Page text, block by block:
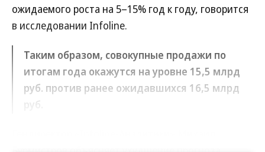
ожидаемого роста на 5–15% год к году, говорится
в исследовании Infoline.
Таким образом, совокупные продажи по
итогам года окажутся на уровне 15,5 млрд
руб. против ранее ожидавшихся 16,5 млрд
руб.